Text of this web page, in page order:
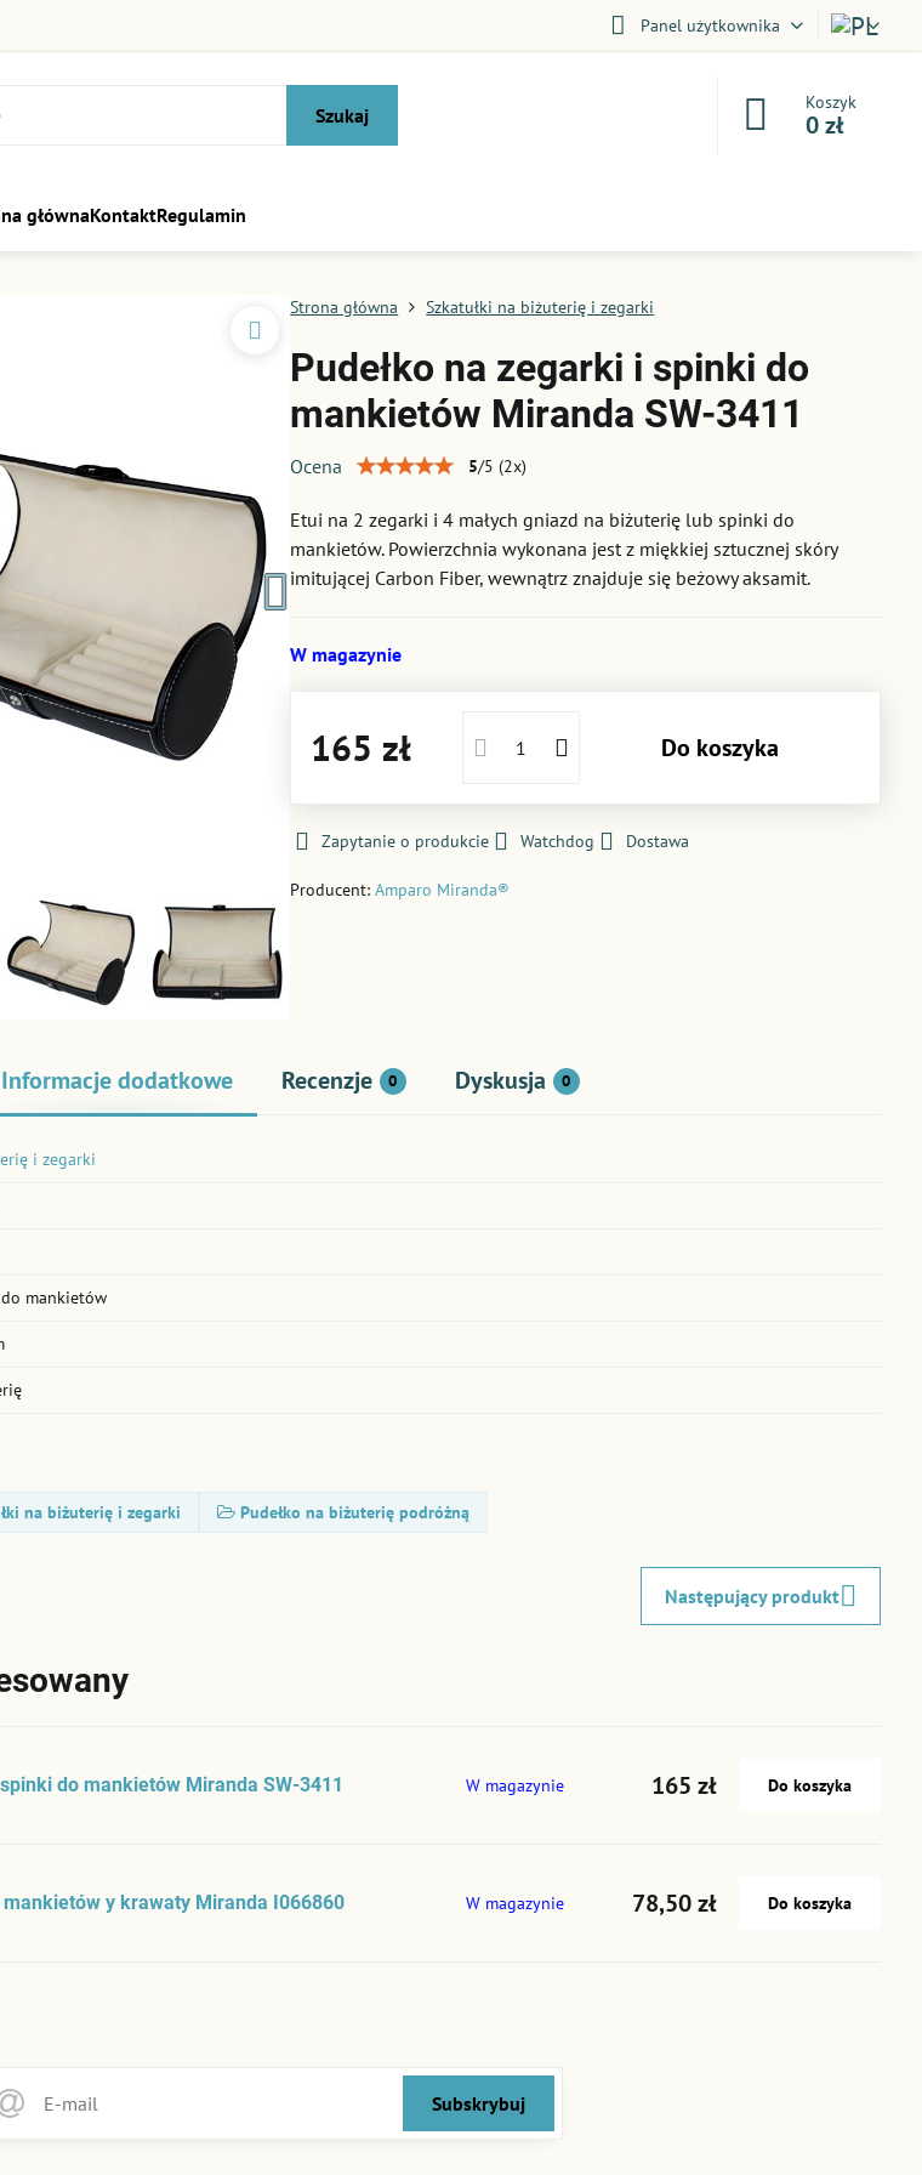
Panel użytkownika
Szukaj
Koszyk
0 zł
głównaKontaktRegulamin
Strona główna Szkatułki na biżuterię i zegarki
Pudełko na zegarki i spinki do
mankietów Miranda SW-3411
Ocena 5/5 (2x)
Etui na 2 zegarki i 4 małych gniazd na biżuterię lub spinki do
mankietów. Powierzchnia wykonana jest z miękkiej sztucznej skóry
imitującej Carbon Fiber, wewnątrz znajduje się beżowy aksamit.
W magazynie
165 zł Do koszyka
Zapytanie o produkcie Watchdog Dostawa
Producent:Amparo Miranda®
Informacje dodatkowe Recenzje 0 Dyskusja 0
i zegarki
mankietów
na biżuterię i zegarki Pudełko na biżuterię podróżną
Następujący produkt
do mankietów Miranda SW-3411 W magazynie 165 zł Do koszyka
mankietów y krawaty Miranda I066860 W magazynie 78,50 zł Do koszyka
Subskrybuj